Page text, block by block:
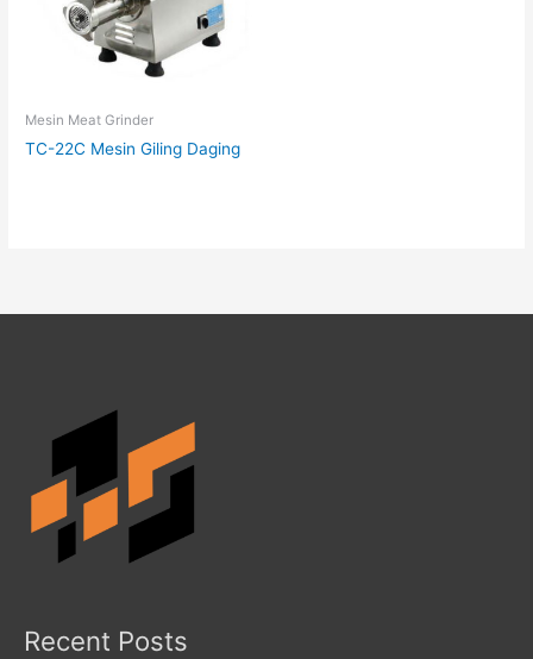
Mesin Meat Grinder
TC-22C Mesin Giling Daging
Recent Posts